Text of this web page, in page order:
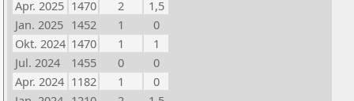
Apr. 2025 1470 2
1,5
Jan. 2025 1452 1
0
Okt. 2024 1470 1
1
Jul. 2024
1455 0
0
Apr. 2024 1182 1
0